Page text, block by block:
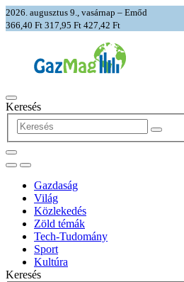
2026. augusztus 9., vasárnap – Emőd
366,40 Ft 317,95 Ft 427,42 Ft
Keresés
Gazdaság
Világ
Közlekedés
Zöld témák
Tech-Tudomány
Sport
Kultúra
Keresés